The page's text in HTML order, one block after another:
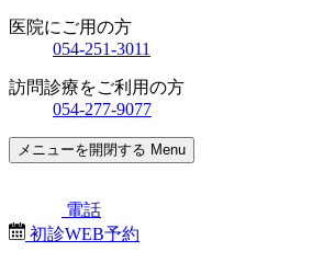
医院にご用の方
054-251-3011
訪問診療をご利用の方
054-277-9077
メニューを開閉する Menu
電話
初診WEB予約